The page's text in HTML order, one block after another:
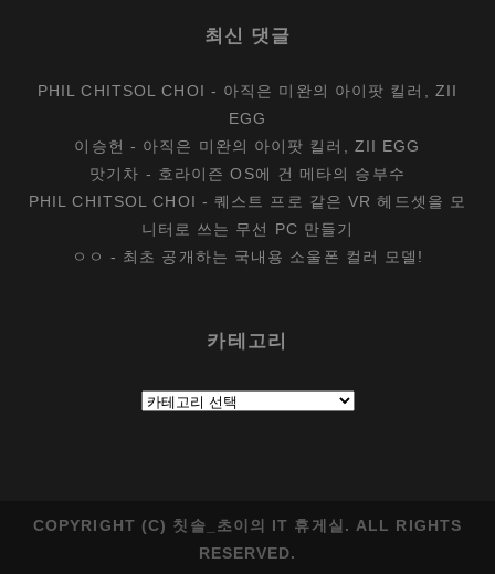
최신 댓글
PHIL CHITSOL CHOI - 아직은 미완의 아이팟 킬러, ZII
EGG
이승헌 - 아직은 미완의 아이팟 킬러, ZII EGG
맛기차 - 호라이즌 OS에 건 메타의 승부수
PHIL CHITSOL CHOI -퀘스트 프로 같은 VR 헤드셋을 모
니터로 쓰는 무선 PC 만들기
ㅇㅇ - 최초 공개하는 국내용 소울폰 컬러 모델!
카테고리
테
COPYRIGHT (C) 칫솔_초이의 IT 휴게실. ALL RIGHTS
RESERVED.